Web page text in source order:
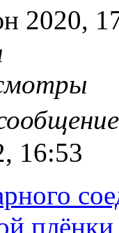
2020,
16:53
плёнки